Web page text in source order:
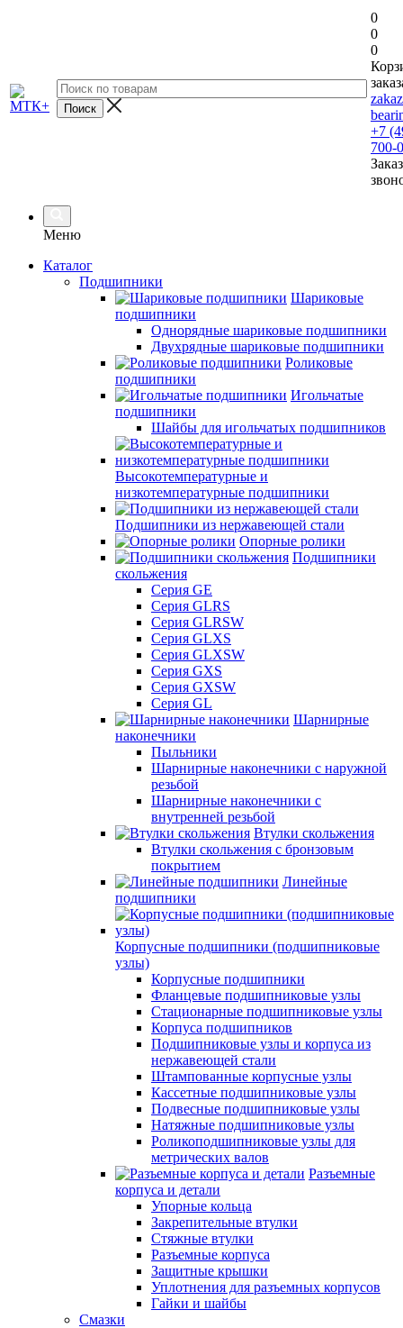
0
0
0
+7
700-
Меню
Каталог
Подшипники
Шариковые
подшипники
Однорядные шариковые подшипники
Двухрядные шариковые подшипники
Роликовые
подшипники
Игольчатые
подшипники
Шайбы для игольчатых подшипников
Высокотемпературные и
низкотемпературные подшипники
Подшипники из нержавеющей стали
Опорные ролики
Подшипники
скольжения
Серия GE
Серия GLRS
Серия GLRSW
Серия GLXS
Серия GLXSW
Серия GXS
Серия GXSW
Серия GL
Шарнирные
наконечники
Пыльники
Шарнирные наконечники с наружной
резьбой
Шарнирные наконечники с
внутренней резьбой
Втулки скольжения
Втулки скольжения с бронзовым
покрытием
Линейные
подшипники
Корпусные подшипники (подшипниковые
узлы)
Корпусные подшипники
Фланцевые подшипниковые узлы
Стационарные подшипниковые узлы
Корпуса подшипников
Подшипниковые узлы и корпуса из
нержавеющей стали
Штампованные корпусные узлы
Кассетные подшипниковые узлы
Подвесные подшипниковые узлы
Натяжные подшипниковые узлы
Роликоподшипниковые узлы для
метрических валов
Разъемные
корпуса и детали
Упорные кольца
Закрепительные втулки
Стяжные втулки
Разъемные корпуса
Защитные крышки
Уплотнения для разъемных корпусов
Гайки и шайбы
Смазки